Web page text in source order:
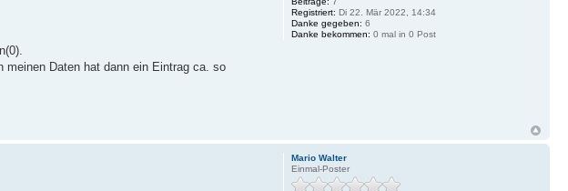
meinen Daten hat dann ein Eintrag ca. so
Registriert: Di 22. Mär 2022, 14:34
Danke gegeben: 6
Danke bekommen: 0 mal in 0 Post
Mario Walter
Einmal-Poster